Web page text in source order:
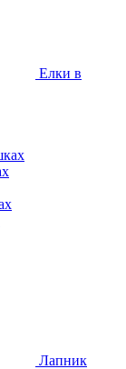
Елки в
Лапник